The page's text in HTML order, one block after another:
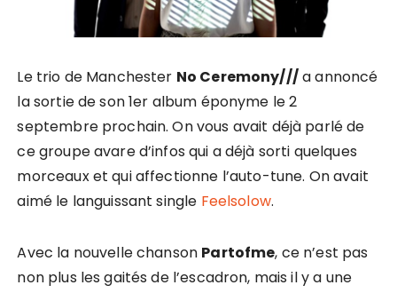
Le trio de Manchester No Ceremony///a annoncé
la sortie de son 1er album éponyme le 2
septembre prochain. On vous avait déjà parlé de
ce groupe avare d’infos qui a déjà sorti quelques
morceaux et qui affectionne l’auto-tune. On avait
aimé le languissant single Feelsolow.
Avec la nouvelle chanson Partofme, ce n’est pas
non plus les gaités de l’escadron, mais il y a une